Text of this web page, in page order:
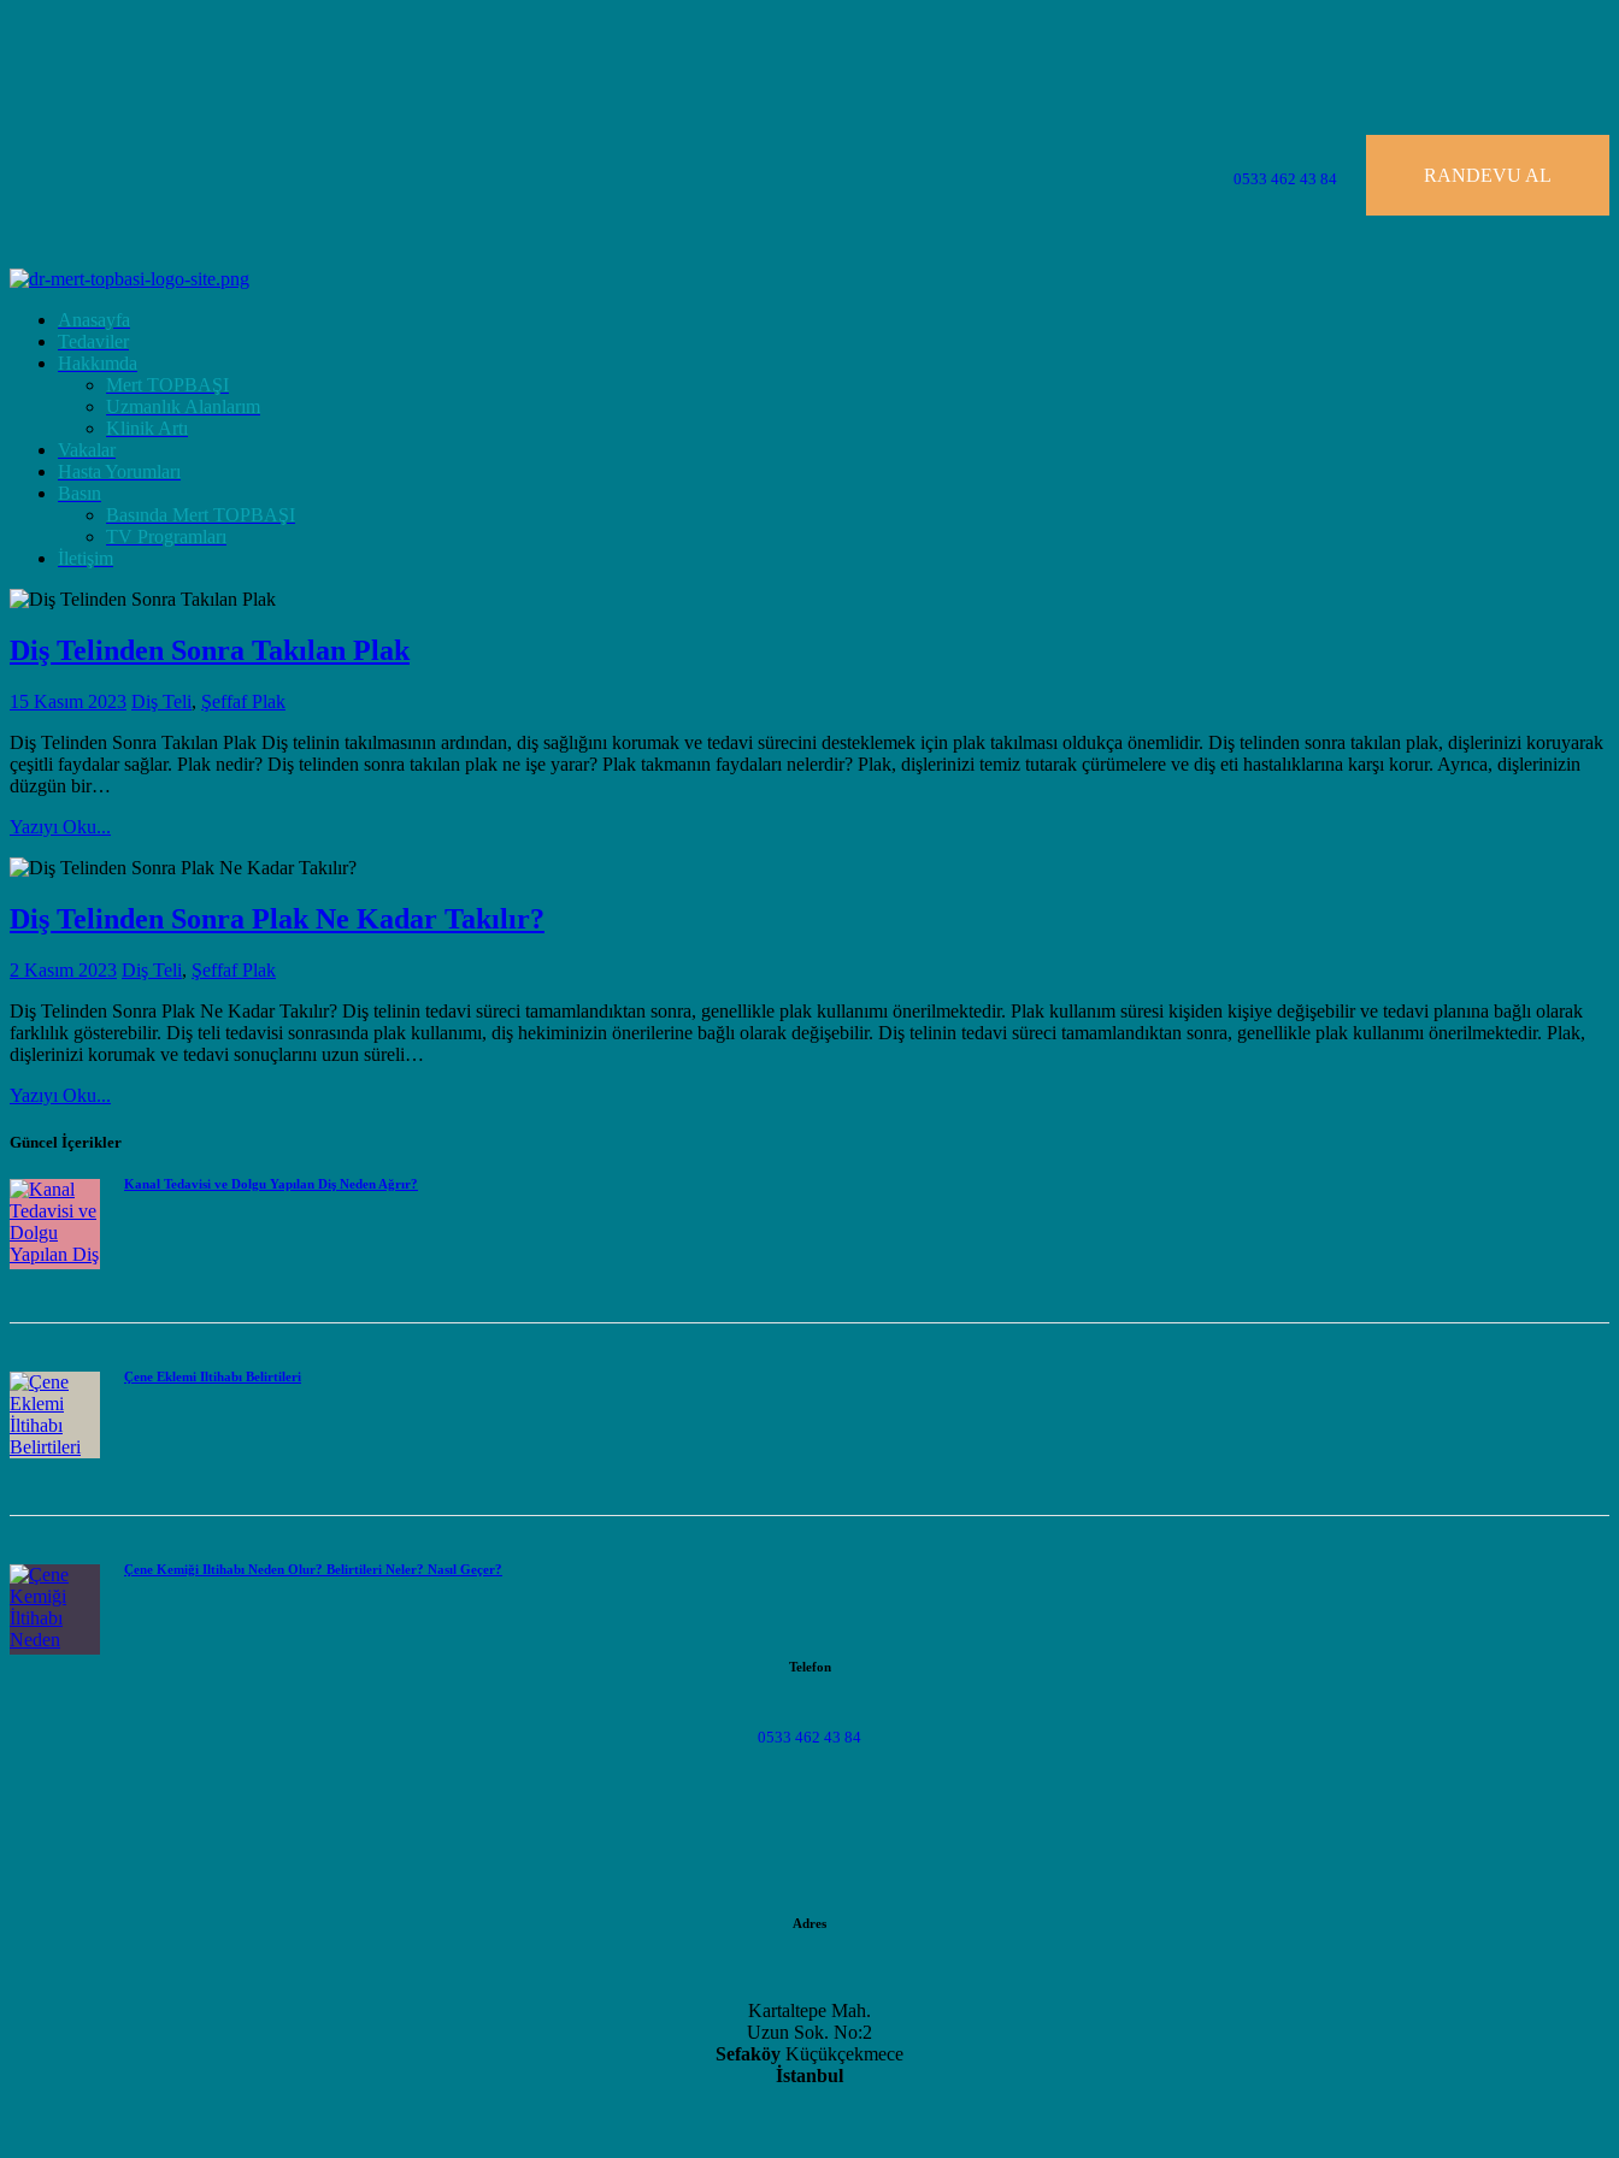
0533 462 43 84 RANDEVU AL
Anasayfa
Tedaviler
Hakkımda
Mert TOPBAŞI
Uzmanlık Alanlarım
Klinik Artı
Vakalar
Hasta Yorumları
Basın
Basında Mert TOPBAŞI
TV Programları
İletişim
Diş Telinden Sonra Takılan Plak
15 Kasım 2023 Diş Teli, Şeffaf Plak
Diş Telinden Sonra Takılan Plak Diş telinin takılmasının ardından, diş sağlığını korumak ve tedavi sürecini desteklemek için plak takılması oldukça önemlidir. Diş telinden sonra takılan plak, dişlerinizi koruyarak
çeşitli faydalar sağlar. Plak nedir? Diş telinden sonra takılan plak ne işe yarar? Plak takmanın faydaları nelerdir? Plak, dişlerinizi temiz tutarak çürümelere ve diş eti hastalıklarına karşı korur. Ayrıca, dişlerinizin
düzgün bir…
Yazıyı Oku...
Diş Telinden Sonra Plak Ne Kadar Takılır?
2 Kasım 2023 Diş Teli, Şeffaf Plak
Diş Telinden Sonra Plak Ne Kadar Takılır? Diş telinin tedavi süreci tamamlandıktan sonra, genellikle plak kullanımı önerilmektedir. Plak kullanım süresi kişiden kişiye değişebilir ve tedavi planına bağlı olarak
farklılık gösterebilir. Diş teli tedavisi sonrasında plak kullanımı, diş hekiminizin önerilerine bağlı olarak değişebilir. Diş telinin tedavi süreci tamamlandıktan sonra, genellikle plak kullanımı önerilmektedir. Plak,
dişlerinizi korumak ve tedavi sonuçlarını uzun süreli…
Yazıyı Oku...
Güncel İçerikler
Kanal Tedavisi ve Dolgu Yapılan Diş Neden Ağrır?
Çene Eklemi İltihabı Belirtileri
Çene Kemiği İltihabı Neden Olur? Belirtileri Neler? Nasıl Geçer?
Telefon
0533 462 43 84
Adres
Kartaltepe Mah.
Uzun Sok. No:2
Sefaköy Küçükçekmece
İstanbul